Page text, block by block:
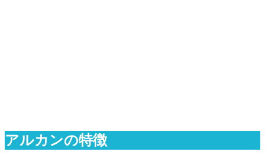
アルカンの特徴